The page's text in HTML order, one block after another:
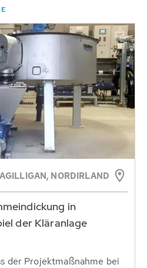
NORDIRLAND
in
der Kläranlage
der Projektmaßnahme bei